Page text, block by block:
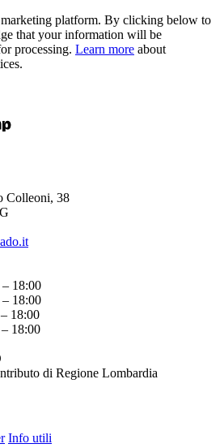
platform. By clicking below to
that your information will be
processing. Learn more about
Colleoni, 38
18:00
18:00
18:00
18:00
Info utili